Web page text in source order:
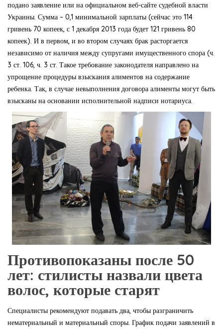
подано заявление или на официальном веб-сайте судебной власти
Украины. Сумма – 0,1 минимальной зарплаты (сейчас это 114
гривень 70 копеек, с 1 декабря 2013 года будет 121 гривень 80
копеек). И в первом, и во втором случаях брак расторгается
независимо от наличия между супругами имущественного спора (ч.
3 ст. 106, ч. 3 ст. Такое требование законодателя направлено на
упрощение процедуры взыскания алиментов на содержание
ребенка. Так, в случае невыполнения договора алименты могут быть
взысканы на основании исполнительной надписи нотариуса.
Противопоказаны после 50
лет: стилисты назвали цвета
волос, которые старят
Специалисты рекомендуют подавать два, чтобы разграничить
нематериальный и материальный споры. График подачи заявлений в